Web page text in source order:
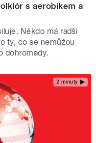
s aerobikem a
Někdo má radši
ty, co se nemůžou
dohromady.
2 minuty